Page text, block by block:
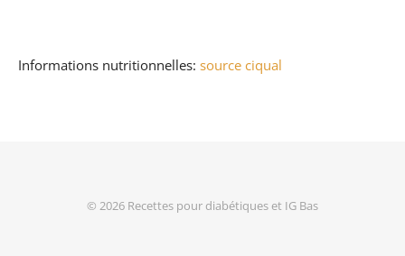
Informations nutritionnelles: source ciqual
© 2026 Recettes pour diabétiques et IG Bas